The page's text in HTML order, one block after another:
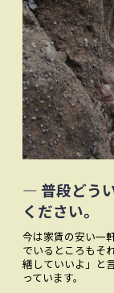
― 普段どう
ください。
今は家賃の安い一
でいるところもそ
繕していいよ」と
っています。